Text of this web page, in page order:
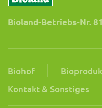
Bioland-Betriebs-Nr.
Biohof
Kontakt & Sonstiges